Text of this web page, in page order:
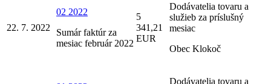
22. 7. 2022
02 2022
Sumár faktúr za
mesiac február 2022
5
341,21
EUR
Dodávatelia tovaru a
služieb za príslušný
mesiac
Obec Klokoč
Dodávatelia tovaru a